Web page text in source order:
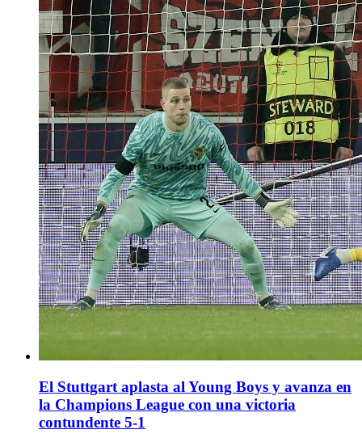
El Stuttgart aplasta al Young Boys y avanza en
la Champions League con una victoria
contundente 5-1